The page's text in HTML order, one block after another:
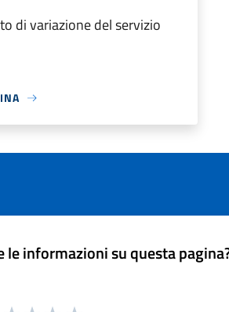
di variazione del servizio
le informazioni su questa